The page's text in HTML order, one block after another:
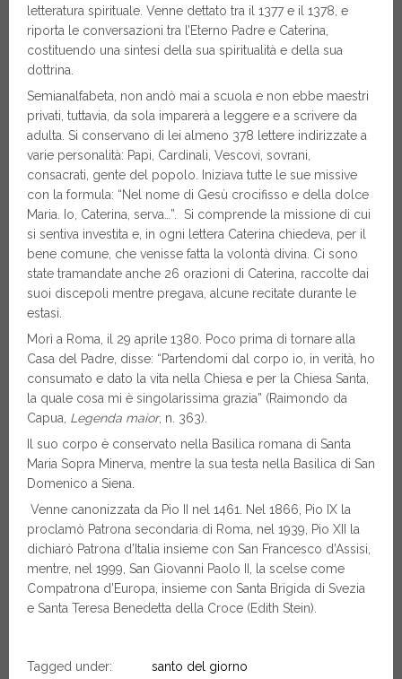
letteratura spirituale. Venne dettato tra il 1377 e il 1378, e
riporta le conversazioni tra l’Eterno Padre e Caterina,
costituendo una sintesi della sua spiritualità e della sua
dottrina.
Semianalfabeta, non andò mai a scuola e non ebbe maestri
privati, tuttavia, da sola imparerà a leggere e a scrivere da
adulta. Si conservano di lei almeno 378 lettere indirizzate a
varie personalità: Papi, Cardinali, Vescovi, sovrani,
consacrati, gente del popolo. Iniziava tutte le sue missive
con la formula: “Nel nome di Gesù crocifisso e della dolce
Maria. Io, Caterina, serva…”. Si comprende la missione di cui
si sentiva investita e, in ogni lettera Caterina chiedeva, per il
bene comune, che venisse fatta la volontà divina. Ci sono
state tramandate anche 26 orazioni di Caterina, raccolte dai
suoi discepoli mentre pregava, alcune recitate durante le
estasi.
Morì a Roma, il 29 aprile 1380. Poco prima di tornare alla
Casa del Padre, disse: “Partendomi dal corpo io, in verità, ho
consumato e dato la vita nella Chiesa e per la Chiesa Santa,
la quale cosa mi è singolarissima grazia” (Raimondo da
Capua, Legenda maior, n. 363).
Il suo corpo è conservato nella Basilica romana di Santa
Maria Sopra Minerva, mentre la sua testa nella Basilica di San
Domenico a Siena.
Venne canonizzata da Pio II nel 1461. Nel 1866, Pio IX la
proclamò Patrona secondaria di Roma, nel 1939, Pio XII la
dichiarò Patrona d’Italia insieme con San Francesco d’Assisi,
mentre, nel 1999, San Giovanni Paolo II, la scelse come
Compatrona d’Europa, insieme con Santa Brigida di Svezia
e Santa Teresa Benedetta della Croce (Edith Stein).
Tagged under: santo del giorno